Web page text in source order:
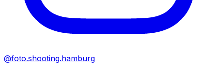
@foto.shooting.hamburg